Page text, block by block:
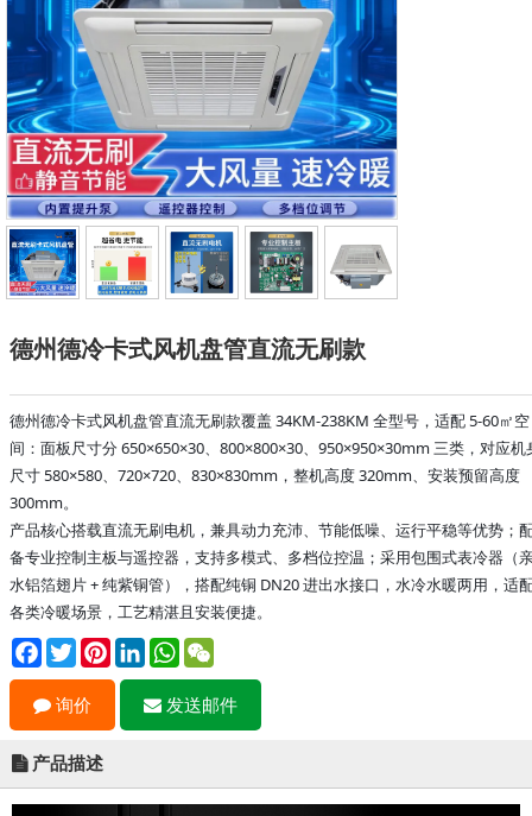
德州德冷卡式风机盘管直流无刷款
德州德冷卡式风机盘管直流无刷款覆盖 34KM-238KM 全型号，适配 5-60㎡空
间：面板尺寸分 650×650×30、800×800×30、950×950×30mm 三类，对应机
尺寸 580×580、720×720、830×830mm，整机高度 320mm、安装预留高度
300mm。
产品核心搭载直流无刷电机，兼具动力充沛、节能低噪、运行平稳等优势；
备专业控制主板与遥控器，支持多模式、多档位控温；采用包围式表冷器（
水铝箔翅片 + 纯紫铜管），搭配纯铜 DN20 进出水接口，水冷水暖两用，适
各类冷暖场景，工艺精湛且安装便捷。
Facebook
TwitterPinterestLinkedInWhatsApp
询价 发送邮件
产品描述